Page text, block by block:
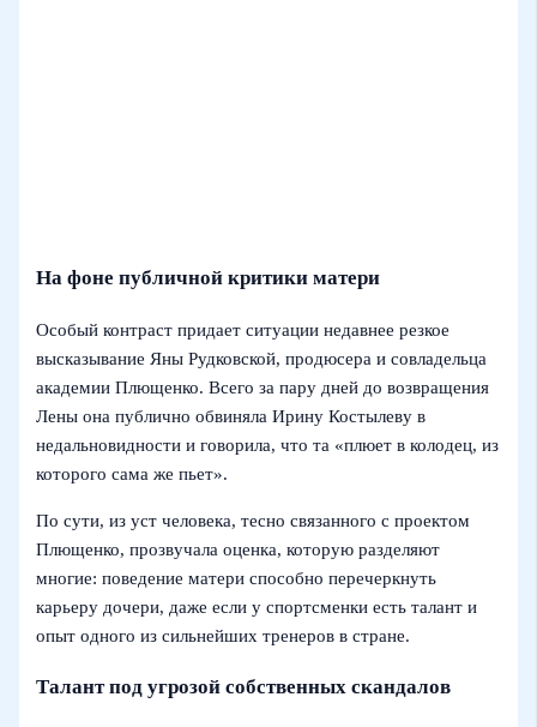
На фоне публичной критики матери
Особый контраст придает ситуации недавнее резкое
высказывание Яны Рудковской, продюсера и совладельца
академии Плющенко. Всего за пару дней до возвращения
Лены она публично обвиняла Ирину Костылеву в
недальновидности и говорила, что та «плюет в колодец, из
которого сама же пьет».
По сути, из уст человека, тесно связанного с проектом
Плющенко, прозвучала оценка, которую разделяют
многие: поведение матери способно перечеркнуть
карьеру дочери, даже если у спортсменки есть талант и
опыт одного из сильнейших тренеров в стране.
Талант под угрозой собственных скандалов